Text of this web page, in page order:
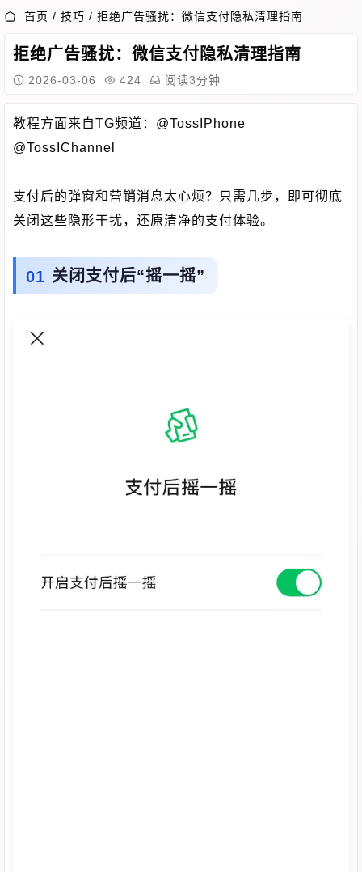
首页 / 技巧 / 拒绝广告骚扰：微信支付隐私清理指南
拒绝广告骚扰：微信支付隐私清理指南
2026-03-06 424 阅读3分钟
教程方面来自TG频道：@TossIPhone
@TossIChannel
支付后的弹窗和营销消息太心烦？只需几步，即可彻底
关闭这些隐形干扰，还原清净的支付体验。
关闭支付后“摇一摇”